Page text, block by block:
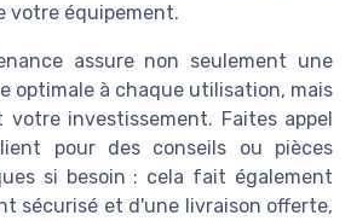
votre équipement.
assure non seulement une
optimale à chaque utilisation, mais
votre investissement. Faites appel
pour des conseils ou pièces
si besoin : cela fait également
sécurisé et d'une livraison offerte,